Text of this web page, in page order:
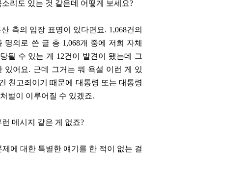
리도 있는 것 같은데 어떻게 보세요?
측의 입장 표명이 있다면요. 1,068건의
의로 쓴 글 총 1,068개 중에 저희 자체
될 수 있는 게 12건이 발견이 됐는데 그
있어요. 근데 그거는 뭐 욕설 이런 게 있
친고죄이기 때문에 대통령 또는 대통령
벌이 이루어질 수 있겠죠.
메시지 같은 게 없죠?
에 대한 특별한 얘기를 한 적이 없는 걸